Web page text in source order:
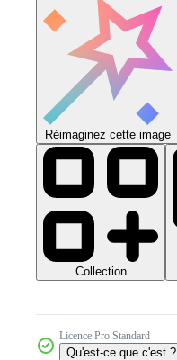
Réimaginez cette image
Collection
Licence Pro Standard
Qu'est-ce que c'est ?